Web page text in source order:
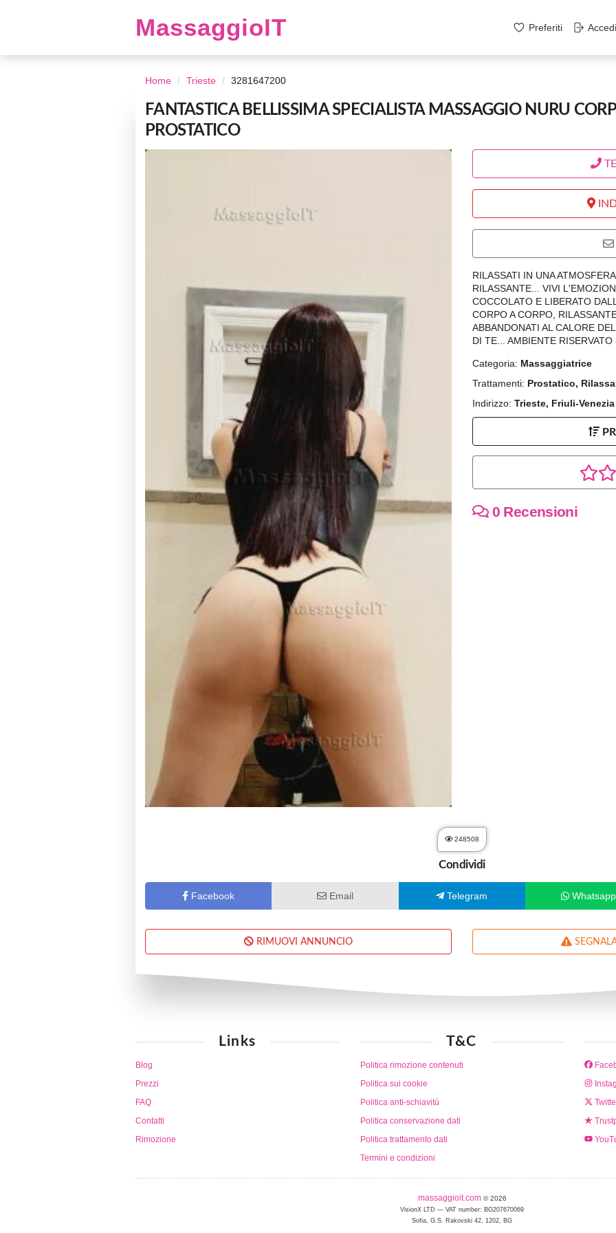
MassaggioIT Preferiti Accedi
Home Trieste 3281647200
FANTASTICA BELLISSIMA SPECIALISTA MASSAGGIO NURU
PROSTATICO
RILASSATI IN UNA
RILASSANTE... VIVI
COCCOLATO E LIBERATO
CORPO A CORPO,
ABBANDONATI AL CALORE
DI TE... AMBIENTE
Categoria: Massaggiatrice
Trattamenti: Prostatico,
Indirizzo: Trieste, Friuli-
0 Recensioni
248508
Condividi
Facebook Email Telegram Whatsapp
RIMUOVI ANNUNCIO
Links
Blog
Prezzi
FAQ
Contatti
Rimozione
T&C
Politica rimozione contenuti
Politica sui cookie
Politica anti-schiavitù
Politica conservazione dati
Politica trattamento dati
Termini e condizioni
massaggioit.com © 2026
VisionX LTD — VAT number: BG207670069
Sofia, G.S. Rakovski 42, 1202, BG